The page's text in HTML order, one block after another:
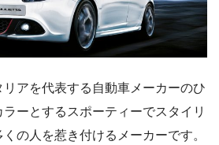
アを代表する自動車メーカーのひ
ーとするスポーティーでスタイリ
の人を惹き付けるメーカーです。